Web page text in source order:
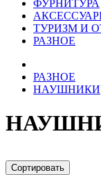
ФУРНИТУРА
ТУРИЗМ И
РАЗНОЕ
РАЗНОЕ
НАУШНИКИ
Сортировать